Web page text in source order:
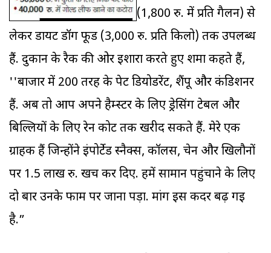
(1,800 रु. में प्रति गैलन) से
लेकर डायट डॉग फूड (3,000 रु. प्रति किलो) तक उपलब्ध
हैं. दुकान के रैक की ओर इशारा करते हुए शर्मा कहते हैं,
''बाजार में 200 तरह के पेट डियोडरेंट, शैंपू और कंडिशनर
हैं. अब तो आप अपने हैम्स्टर के लिए ड्रेसिंग टेबल और
बिल्लियों के लिए रेन कोट तक खरीद सकते हैं. मेरे एक
ग्राहक हैं जिन्होंने इंपोर्टेड स्नैक्स, कॉलर्स, चेन और खिलौनों
पर 1.5 लाख रु. खर्च कर दिए. हमें सामान पहुंचाने के लिए
दो बार उनके फार्म पर जाना पड़ा. मांग इस कदर बढ़ गई
है.”